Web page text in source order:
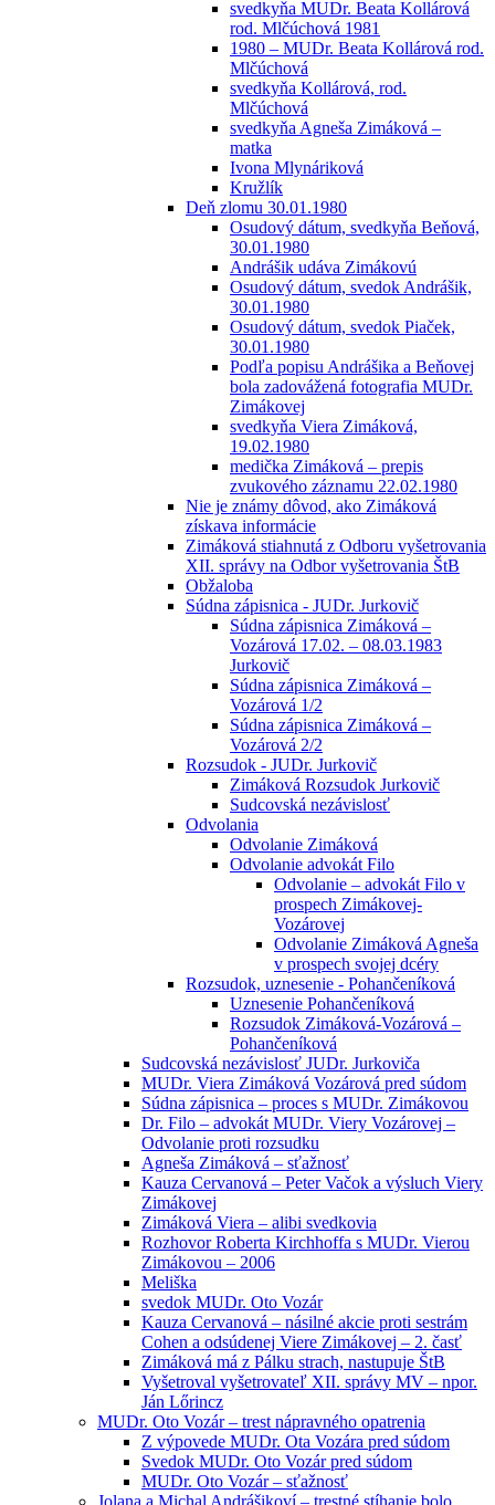
svedkyňa MUDr. Beata Kollárová
rod. Mlčúchová 1981
1980 – MUDr. Beata Kollárová rod.
Mlčúchová
svedkyňa Kollárová, rod.
Mlčúchová
svedkyňa Agneša Zimáková –
matka
Ivona Mlynáriková
Kružlík
Deň zlomu 30.01.1980
Osudový dátum, svedkyňa Beňová,
30.01.1980
Andrášik udáva Zimákovú
Osudový dátum, svedok Andrášik,
30.01.1980
Osudový dátum, svedok Piaček,
30.01.1980
Podľa popisu Andrášika a Beňovej
bola zadovážená fotografia MUDr.
Zimákovej
svedkyňa Viera Zimáková,
19.02.1980
medička Zimáková – prepis
zvukového záznamu 22.02.1980
Nie je známy dôvod, ako Zimáková
získava informácie
Zimáková stiahnutá z Odboru vyšetrovania
XII. správy na Odbor vyšetrovania ŠtB
Obžaloba
Súdna zápisnica - JUDr. Jurkovič
Súdna zápisnica Zimáková –
Vozárová 17.02. – 08.03.1983
Jurkovič
Súdna zápisnica Zimáková –
Vozárová 1/2
Súdna zápisnica Zimáková –
Vozárová 2/2
Rozsudok - JUDr. Jurkovič
Zimáková Rozsudok Jurkovič
Sudcovská nezávislosť
Odvolania
Odvolanie Zimáková
Odvolanie advokát Filo
Odvolanie – advokát Filo v
prospech Zimákovej-
Vozárovej
Odvolanie Zimáková Agneša
v prospech svojej dcéry
Rozsudok, uznesenie - Pohančeníková
Uznesenie Pohančeníková
Rozsudok Zimáková-Vozárová –
Pohančeníková
Sudcovská nezávislosť JUDr. Jurkoviča
MUDr. Viera Zimáková Vozárová pred súdom
Súdna zápisnica – proces s MUDr. Zimákovou
Dr. Filo – advokát MUDr. Viery Vozárovej –
Odvolanie proti rozsudku
Agneša Zimáková – sťažnosť
Kauza Cervanová – Peter Vačok a výsluch Viery
Zimákovej
Zimáková Viera – alibi svedkovia
Rozhovor Roberta Kirchhoffa s MUDr. Vierou
Zimákovou – 2006
Meliška
svedok MUDr. Oto Vozár
Kauza Cervanová – násilné akcie proti sestrám
Cohen a odsúdenej Viere Zimákovej – 2. časť
Zimáková má z Pálku strach, nastupuje ŠtB
Vyšetroval vyšetrovateľ XII. správy MV – npor.
Ján Lőrincz
MUDr. Oto Vozár – trest nápravného opatrenia
Z výpovede MUDr. Ota Vozára pred súdom
Svedok MUDr. Oto Vozár pred súdom
MUDr. Oto Vozár – sťažnosť
Jolana a Michal Andrášikoví – trestné stíhanie bolo